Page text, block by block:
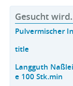
Gesucht
Pulvermischer
title
Langguth
e 100 Stk.min